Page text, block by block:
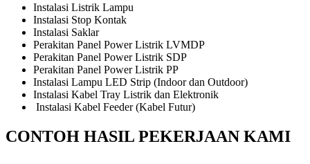
Instalasi Listrik Lampu
Instalasi Stop Kontak
Instalasi Saklar
Perakitan Panel Power Listrik LVMDP
Perakitan Panel Power Listrik SDP
Perakitan Panel Power Listrik PP
Instalasi Lampu LED Strip (Indoor dan Outdoor)
Instalasi Kabel Tray Listrik dan Elektronik
Instalasi Kabel Feeder (Kabel Futur)
CONTOH HASIL PEKERJAAN KAMI